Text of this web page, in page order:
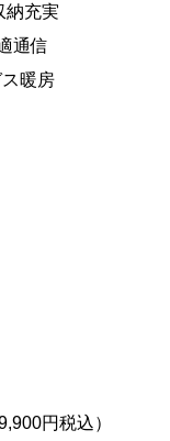
納充実
通信
暖房
円税込）